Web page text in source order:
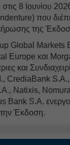
8 Ιουνίου
που
της
Global Markets
Europe και
και
CrediaBank
Natixis,
Bank S.A.
Έκδοση.